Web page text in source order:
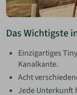
Das Wichtigste
Einzigartiges
Kanalkante.
Acht
Jede Unterkunft